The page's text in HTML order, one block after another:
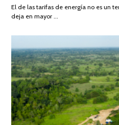
El de las tarifas de energía no es un
deja en mayor …